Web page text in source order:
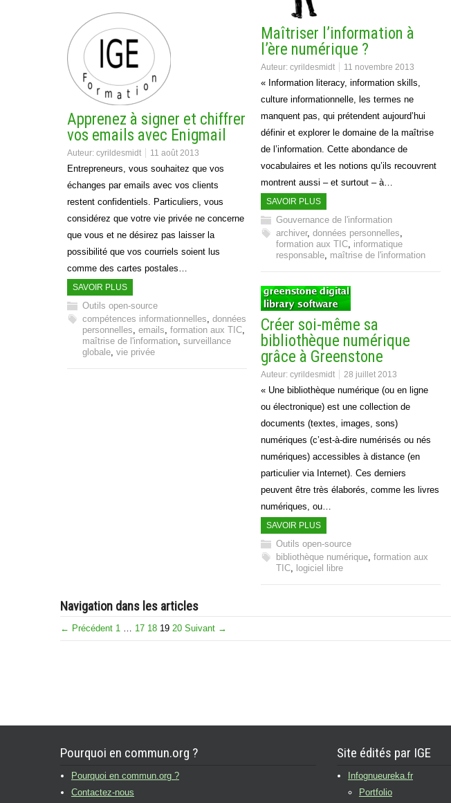
Maîtriser l’information à
l’ère numérique ?
Auteur: cyrildesmidt 11 novembre 2013
« Information literacy, information skills,
culture informationnelle, les termes ne
manquent pas, qui prétendent aujourd’hui
définir et explorer le domaine de la maîtrise
de l’information. Cette abondance de
vocabulaires et les notions qu’ils recouvrent
montrent aussi – et surtout – à…
SAVOIR PLUS
Gouvernance de l'information
archiver, données personnelles
formation aux TIC, informatique
responsable, maîtrise de l'information
Apprenez à signer et chiffrer
vos emails avec Enigmail
Auteur: cyrildesmidt 11 août 2013
Entrepreneurs, vous souhaitez que vos
échanges par emails avec vos clients
restent confidentiels. Particuliers, vous
considérez que votre vie privée ne concerne
que vous et ne désirez pas laisser la
possibilité que vos courriels soient lus
comme des cartes postales…
SAVOIR PLUS
Outils open-source
compétences informationnelles, données
personnelles, emails, formation aux TIC,
maîtrise de l'information, surveillance
globale, vie privée
Créer soi-même sa
bibliothèque numérique
grâce à Greenstone
Auteur: cyrildesmidt 28 juillet 2013
« Une bibliothèque numérique (ou en ligne
ou électronique) est une collection de
documents (textes, images, sons)
numériques (c’est-à-dire numérisés ou nés
numériques) accessibles à distance (en
particulier via Internet). Ces derniers
peuvent être très élaborés, comme les livres
numériques, ou…
SAVOIR PLUS
Outils open-source
bibliothèque numérique, formation aux
TIC, logiciel libre
Navigation dans les articles
← Précédent 1 17 18 19 20 Suivant →
Pourquoi en commun.org ?
Pourquoi en commun.org ?
Contactez-nous
Site édités par IGE
Infognueureka.fr
Portfolio